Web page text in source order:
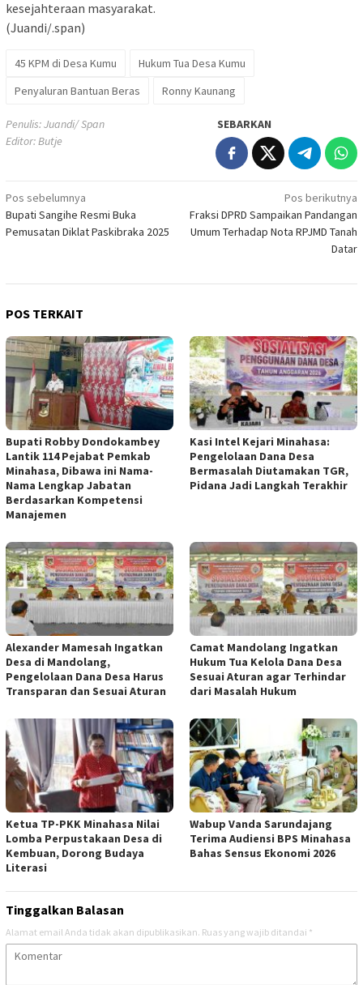
kesejahteraan masyarakat.
(Juandi/.span)
45 KPM di Desa Kumu
Hukum Tua Desa Kumu
Penyaluran Bantuan Beras
Ronny Kaunang
Penulis: Juandi/ Span
Editor: Butje
SEBARKAN
Navigasi
pos
Pos sebelumnya
Bupati Sangihe Resmi Buka
Pemusatan Diklat Paskibraka 2025
Pos berikutnya
Fraksi DPRD Sampaikan Pandangan
Umum Terhadap Nota RPJMD Tanah
Datar
POS TERKAIT
Bupati Robby Dondokambey
Lantik 114 Pejabat Pemkab
Minahasa, Dibawa ini Nama-
Nama Lengkap Jabatan
Berdasarkan Kompetensi
Manajemen
Kasi Intel Kejari Minahasa:
Pengelolaan Dana Desa
Bermasalah Diutamakan TGR,
Pidana Jadi Langkah Terakhir
Alexander Mamesah Ingatkan
Desa di Mandolang,
Pengelolaan Dana Desa Harus
Transparan dan Sesuai Aturan
Camat Mandolang Ingatkan
Hukum Tua Kelola Dana Desa
Sesuai Aturan agar Terhindar
dari Masalah Hukum
Ketua TP-PKK Minahasa Nilai
Lomba Perpustakaan Desa di
Kembuan, Dorong Budaya
Literasi
Wabup Vanda Sarundajang
Terima Audiensi BPS Minahasa
Bahas Sensus Ekonomi 2026
Tinggalkan Balasan
Alamat email Anda tidak akan dipublikasikan. Ruas yang wajib ditandai *